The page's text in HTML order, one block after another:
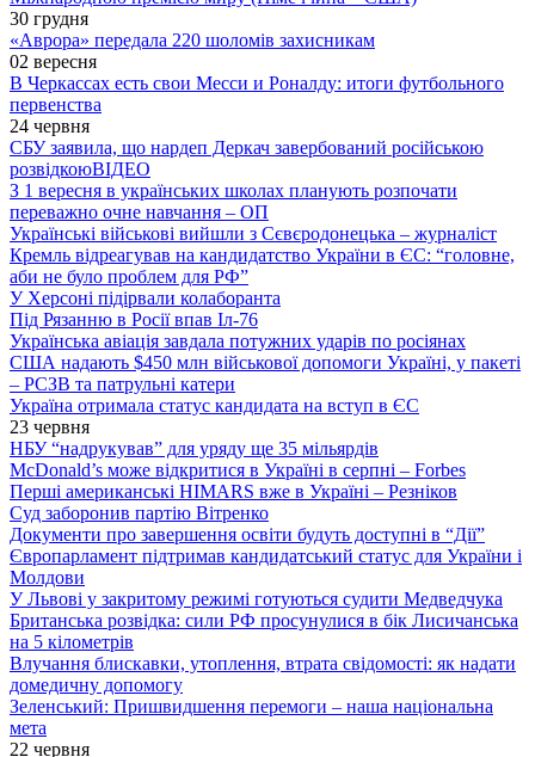
30 грудня
«Аврора» передала 220 шоломів захисникам
02 вересня
В Черкассах есть свои Месси и Роналду: итоги футбольного
первенства
24 червня
СБУ заявила, що нардеп Деркач завербований російською
розвідкоюВІДЕО
З 1 вересня в українських школах планують розпочати
переважно очне навчання – ОП
Українські військові вийшли з Сєвєродонецька – журналіст
Кремль відреагував на кандидатство України в ЄС: “головне,
аби не було проблем для РФ”
У Херсоні підірвали колаборанта
Під Рязанню в Росії впав Іл-76
Українська авіація завдала потужних ударів по росіянах
США надають $450 млн військової допомоги Україні, у пакеті
– РСЗВ та патрульні катери
Україна отримала статус кандидата на вступ в ЄС
23 червня
НБУ “надрукував” для уряду ще 35 мільярдів
McDonald’s може відкритися в Україні в серпні – Forbes
Перші американські HIMARS вже в Україні – Резніков
Суд заборонив партію Вітренко
Документи про завершення освіти будуть доступні в “Дії”
Європарламент підтримав кандидатський статус для України і
Молдови
У Львові у закритому режимі готуються судити Медведчука
Британська розвідка: сили РФ просунулися в бік Лисичанська
на 5 кілометрів
Влучання блискавки, утоплення, втрата свідомості: як надати
домедичну допомогу
Зеленський: Пришвидшення перемоги – наша національна
мета
22 червня